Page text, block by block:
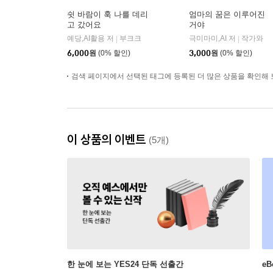
쉿 바람이 훅 나를 데리
고 갔어요
예당,AI활용 저
부크크
6,000원 (0% 할인)
엄마의 꿈은 이루어진
거야
극미마미,AI 저
작가와
3,000원 (0% 할인)
검색 페이지에서 선택된 태그에 등록된 더 많은 상품을 확인해
이 상품의 이벤트 (5개)
한 눈에 보는 YES24 단독 선출간